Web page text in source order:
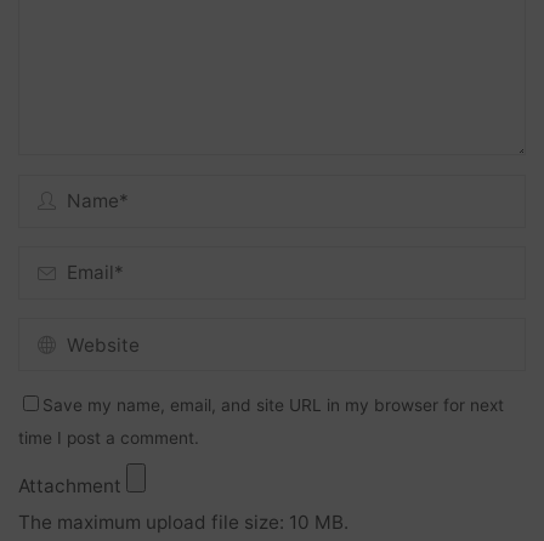
Save my name, email, and site URL in my browser for next
time I post a comment.
Attachment
The maximum upload file size: 10 MB.